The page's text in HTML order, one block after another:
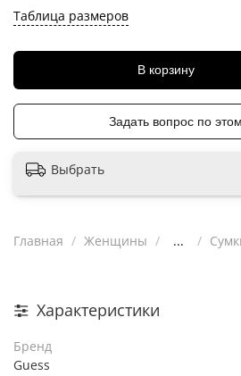
Таблица размеров
В корзину
Задать вопрос по
Выбрать
Главная Женщины ...
Характеристики
Бренд
Guess